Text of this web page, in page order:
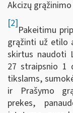
Akcizų
[2]
Pakeitimu
grąžinti už etilo
skirtus naudoti
27 straipsnio 1
tikslams,
ir Prašymo
prekes,